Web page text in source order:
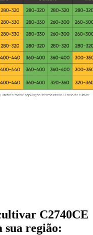
C2740CE
sua região: